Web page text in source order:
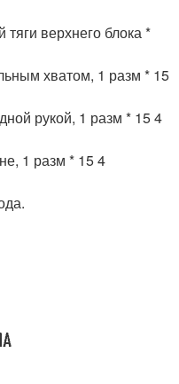
верхнего блока *
хватом, 1 разм * 15
рукой, 1 разм * 15 4
1 разм * 15 4